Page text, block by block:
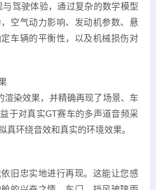
驾驶体验，通过复杂的数学模型
空气动力影响、发动机参数、悬
车辆的平衡性，以及机械损伤对
渲染效果，并精确再现了场景、车
于对真实GT赛车的多声道音频采
真环绕音效和真实的环境效果。
旧忠实地进行再现。这能让您感